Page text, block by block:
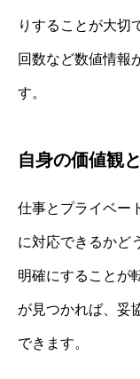
りすることが大切
回数など数値情報
す。
自身の価値観
仕事とプライベー
に対応できるかど
明確にすることが
が見つかれば、妥
できます。